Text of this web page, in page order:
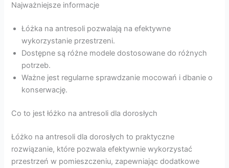
Najważniejsze informacje
Łóżka na antresoli pozwalają na efektywne
wykorzystanie przestrzeni.
Dostępne są różne modele dostosowane do różnych
potrzeb.
Ważne jest regularne sprawdzanie mocowań i dbanie o
konserwację.
Co to jest łóżko na antresoli dla dorosłych
Łóżko na antresoli dla dorosłych to praktyczne
rozwiązanie, które pozwala efektywnie wykorzystać
przestrzeń w pomieszczeniu, zapewniając dodatkowe